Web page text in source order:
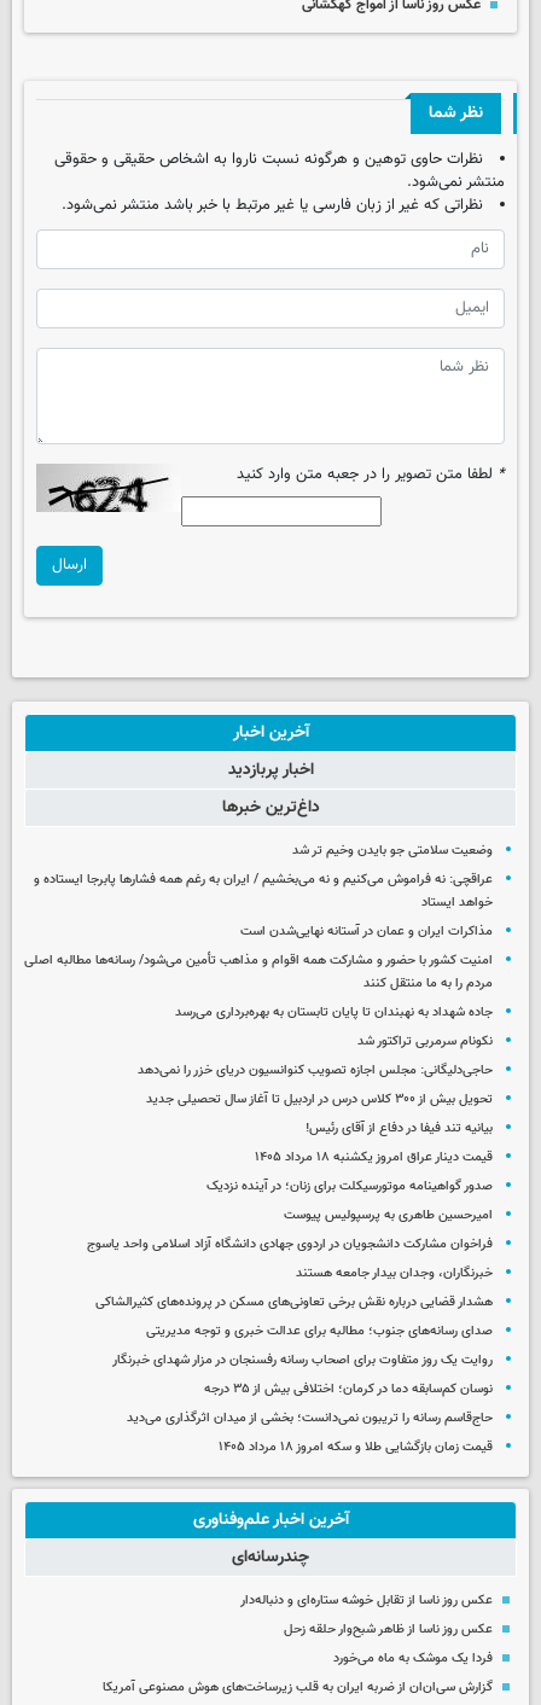
عکس روز ناسا از امواج کهکشانی
نظر شما
نظرات حاوی توهین و هرگونه نسبت ناروا به اشخاص حقیقی و حقوقی
منتشر نمی‌شود.
نظراتی که غیر از زبان فارسی یا غیر مرتبط با خبر باشد منتشر نمی‌شود.
* لطفا متن تصویر را در جعبه متن وارد کنید
ارسال
آخرین اخبار
اخبار پربازدید
داغ‌ترین خبرها
وضعیت سلامتی جو بایدن وخیم تر شد
عراقچی: نه فراموش می‌کنیم و نه می‌بخشیم / ایران به رغم همه فشارها پابرجا ایستاده و
خواهد ایستاد
مذاکرات ایران و عمان در آستانه نهایی‌شدن است
امنیت کشور با حضور و مشارکت همه اقوام و مذاهب تأمین می‌شود/ رسانه‌ها مطالبه اصلی
مردم را به ما منتقل کنند
جاده شهداد به نهبندان تا پایان تابستان به بهره‌برداری می‌رسد
نکونام سرمربی تراکتور شد
حاجی‌دلیگانی: مجلس اجازه تصویب کنوانسیون دریای خزر را نمی‌دهد
تحویل بیش از ۳۰۰ کلاس درس در اردبیل تا آغاز سال تحصیلی جدید
بیانیه تند فیفا در دفاع از آقای رئیس!
قیمت دینار عراق امروز یکشنبه ۱۸ مرداد ۱۴۰۵
صدور گواهینامه موتورسیکلت برای زنان؛ در آینده نزدیک
امیرحسین طاهری به پرسپولیس پیوست
فراخوان مشارکت دانشجویان در اردوی جهادی دانشگاه آزاد اسلامی واحد یاسوج
خبرنگاران، وجدان بیدار جامعه هستند
هشدار قضایی درباره نقش برخی تعاونی‌های مسکن در پرونده‌های کثیرالشاکی
صدای رسانه‌های جنوب؛ مطالبه برای عدالت خبری و توجه مدیریتی
روایت یک روز متفاوت برای اصحاب رسانه رفسنجان در مزار شهدای خبرنگار
نوسان کم‌سابقه دما در کرمان؛ اختلافی بیش از ۳۵ درجه
حاج‌قاسم رسانه را تریبون نمی‌دانست؛ بخشی از میدان اثرگذاری می‌دید
قیمت زمان بازگشایی طلا و سکه امروز ۱۸ مرداد ۱۴۰۵
آخرین اخبار علم‌وفناوری
چندرسانه‌ای
عکس روز ناسا از تقابل خوشه ستاره‌ای و دنباله‌دار
عکس روز ناسا از ظاهر شبح‌وار حلقه زحل
فردا یک موشک به ماه می‌خورد
گزارش سی‌ان‌ان از ضربه ایران به قلب زیرساخت‌های هوش مصنوعی آمریکا